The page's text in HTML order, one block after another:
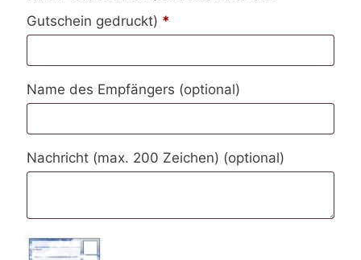
Gutschein gedruckt) *
Name des Empfängers (optional)
Nachricht (max. 200 Zeichen) (optional)